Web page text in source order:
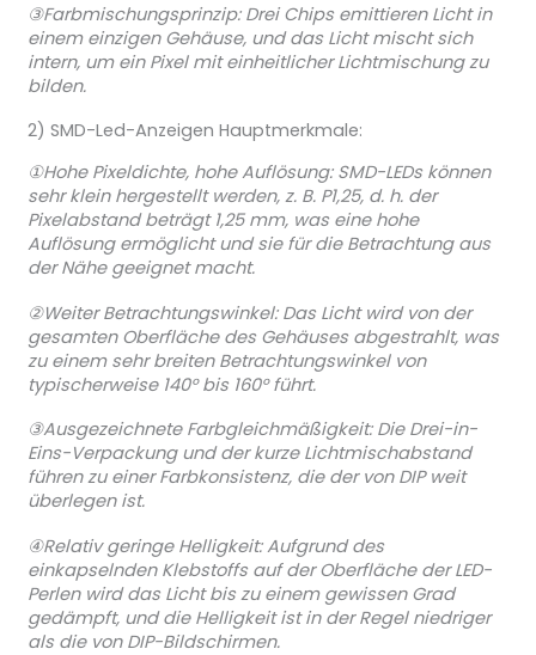
③Farbmischungsprinzip: Drei Chips emittieren Licht in
einem einzigen Gehäuse, und das Licht mischt sich
intern, um ein Pixel mit einheitlicher Lichtmischung zu
bilden.
2) SMD-Led-Anzeigen Hauptmerkmale:
①Hohe Pixeldichte, hohe Auflösung: SMD-LEDs können
sehr klein hergestellt werden, z. B. P1,25, d. h. der
Pixelabstand beträgt 1,25 mm, was eine hohe
Auflösung ermöglicht und sie für die Betrachtung aus
der Nähe geeignet macht.
②Weiter Betrachtungswinkel: Das Licht wird von der
gesamten Oberfläche des Gehäuses abgestrahlt, was
zu einem sehr breiten Betrachtungswinkel von
typischerweise 140° bis 160° führt.
③Ausgezeichnete Farbgleichmäßigkeit: Die Drei-in-
Eins-Verpackung und der kurze Lichtmischabstand
führen zu einer Farbkonsistenz, die der von DIP weit
überlegen ist.
④Relativ geringe Helligkeit: Aufgrund des
einkapselnden Klebstoffs auf der Oberfläche der LED-
Perlen wird das Licht bis zu einem gewissen Grad
gedämpft, und die Helligkeit ist in der Regel niedriger
als die von DIP-Bildschirmen.